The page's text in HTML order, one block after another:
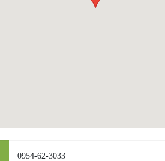
0954-62-3033